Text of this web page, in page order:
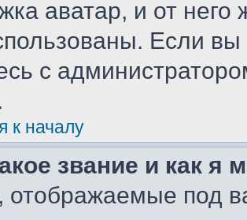
аватар, и от него
Если
с
к началу
звание и как я
отображаемые под